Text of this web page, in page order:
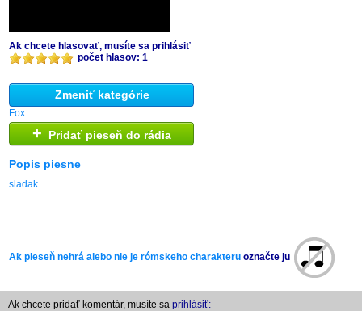
Ak chcete hlasovať, musíte sa prihlásiť
počet hlasov: 1
Zmeniť kategórie
Fox
+ Pridať pieseň do rádia
Popis piesne
sladak
Ak pieseň nehrá alebo nie je rómskeho charakteru označte ju
Ak chcete pridať komentár, musíte sa prihlásiť: